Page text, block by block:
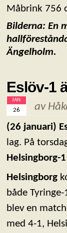
Måbrink 756
Bilderna: En
Ängelholm.
Eslöv-1
JAN
26 av
(26 januari)
lag. På
Helsingborg-1
Helsingborg
både
blev en
med 4-1,